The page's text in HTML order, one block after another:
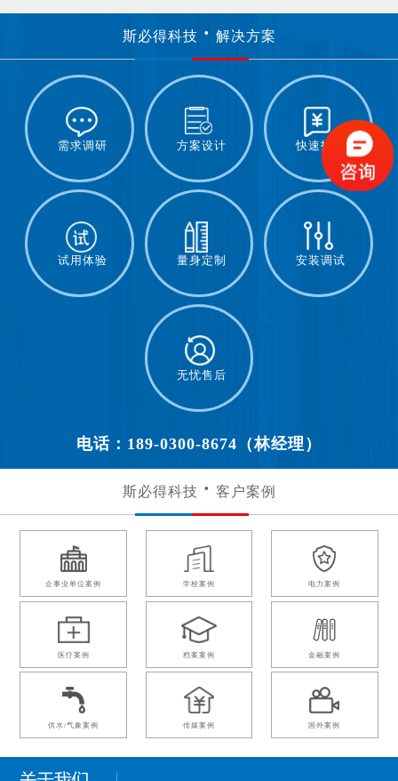
斯必得科技 解决方案
需求调研 方案设计 快速报价
试用体验 量身定制 安装调试
无忧售后
电话：189-0300-8674（林经理）
斯必得科技 客户案例
企事业单位案例 学校案例 电力案例
医疗案例 档案案例 金融案例
供水/气象案例 传媒案例 国外案例